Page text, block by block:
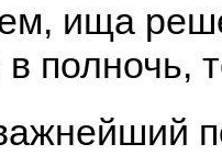
ища
полночь,